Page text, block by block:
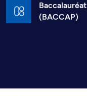
(BACCAP)